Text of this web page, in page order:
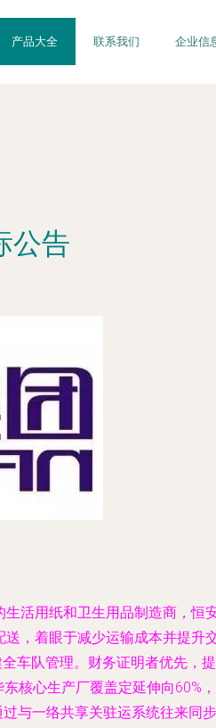
产品大全 联系我们 企业信
公告
活用纸和卫生用品制造商，恒
，着眼于减少运输成本并提升
车队管理。财务证明者优先，
核心生产厂覆盖定延伸向60%
与一络共享关驻运系统往来同